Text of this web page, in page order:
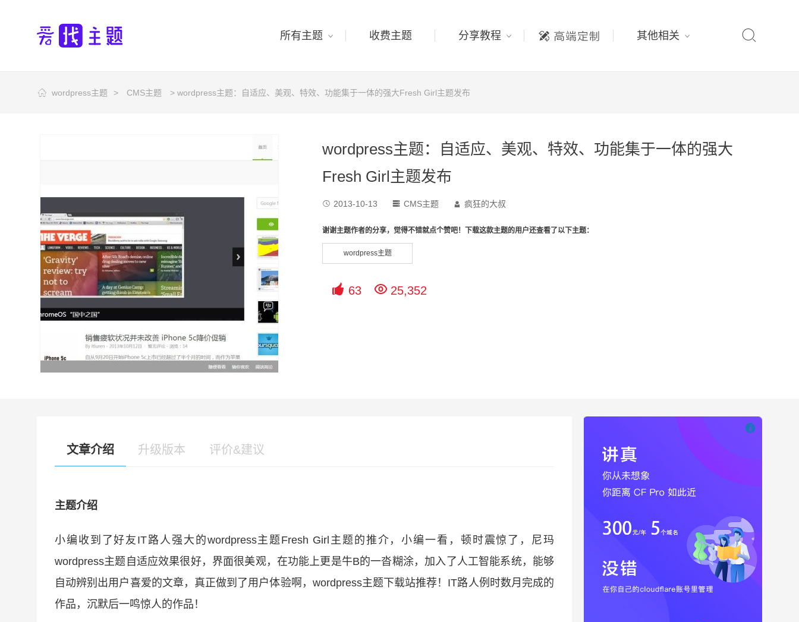
所有主题 收费主题 分享教程 其他相关 
wordpress主题 > CMS主题 > wordpress主题：自适应、美观、特效、功能集于一体的强大Fresh Girl主题发布
wordpress主题：自适应、美观、特效、功能集于一体的强大
Fresh Girl主题发布
 2013-10-13  CMS主题  疯狂的大叔
谢谢主题作者的分享，觉得不错就点个赞吧！下载这款主题的用户还查看了以下主题：
wordpress主题
 63  25,352
文章介绍 升级版本 评价&建议
主题介绍
小编收到了好友IT路人强大的wordpress主题Fresh Girl主题的推介，小编一看，顿时震惊了，尼玛
wordpress主题自适应效果很好，界面很美观，在功能上更是牛B的一沓糊涂，加入了人工智能系统，能够
自动辨别出用户喜爱的文章，真正做到了用户体验啊，wordpress主题下载站推荐！IT路人例时数月完成的
作品，沉默后一鸣惊人的作品！
